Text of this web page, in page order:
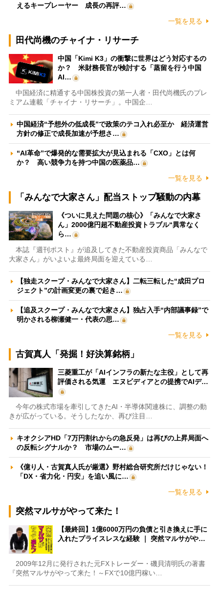
えるキープレーヤー 成長の再評…
一覧を見る
田代尚機のチャイナ・リサーチ
中国「Kimi K3」の衝撃に世界はどう対応するの
か？ 米財務長官が検討する「蒸留を行う中国
AI…
中国経済に精通する中国株投資の第一人者・田代尚機氏のプレ
ミアム連載「チャイナ・リサーチ」。中国企…
中国経済“予想外の低成長”で政策のテコ入れ必至か 経済運営
方針の修正で成長加速が予想さ…
“AI革命”で爆発的な需要拡大が見込まれる「CXO」とは何
か？ 高い競争力を持つ中国の医薬品…
一覧を見る
「みんなで大家さん」配当ストップ騒動の内幕
《ついに見えた問題の核心》「みんなで大家さ
ん」2000億円超不動産投資トラブル“異常なく
ら…
本誌『週刊ポスト』が追及してきた不動産投資商品「みんなで
大家さん」がいよいよ最終局面を迎えている…
【独走スクープ・みんなで大家さん】二転三転した“成田プロ
ジェクト”の計画変更の裏で起き…
【追及スクープ・みんなで大家さん】独占入手“内部議事録”で
明かされる柳瀬健一・代表の思…
一覧を見る
古賀真人「発掘！好決算銘柄」
三菱重工が「AIインフラの新たな主役」として再
評価される気運 エヌビディアとの提携でAIデ…
今年の株式市場を牽引してきたAI・半導体関連株に、調整の動
きが広がっている。そうしたなか、再び注目…
キオクシアHD「7万円割れからの急反発」は再びの上昇局面へ
の反転シグナルか？ 市場のムー…
《億り人・古賀真人氏が厳選》野村総合研究所だけじゃない！
「DX・省力化・円安」を追い風に…
一覧を見る
突然マルサがやって来た！
【最終回】1億6000万円の負債と引き換えに手に
入れたプライスレスな経験 ｜ 突然マルサがや…
2009年12月に発行された元FXトレーダー・磯貝清明氏の著書
『突然マルサがやって来た！～FXで10億円稼い…